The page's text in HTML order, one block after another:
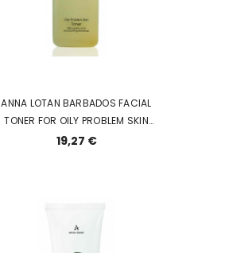
ANNA LOTAN BARBADOS FACIAL
TONER FOR OILY PROBLEM SKIN
ТОНИК ДЛЯ ПРОБЛЕМНОЙ
19,27 €